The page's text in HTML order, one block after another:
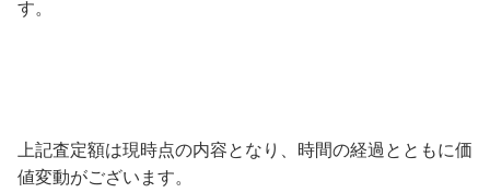
す。
上記査定額は現時点の内容となり、時間の経過とともに価
値変動がございます。